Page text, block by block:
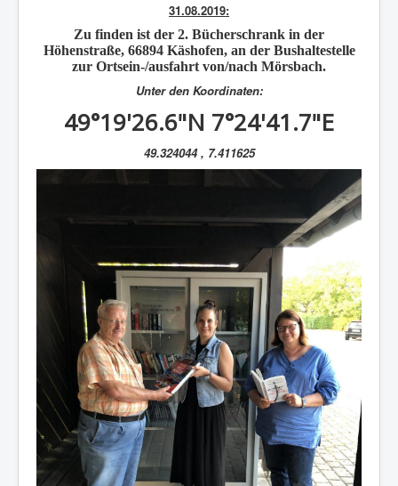
31.08.2019:
Zu finden ist der 2. Bücherschrank in der
Höhenstraße, 66894 Käshofen, an der Bushaltestelle
zur Ortsein-/ausfahrt von/nach Mörsbach.
Unter den Koordinaten:
49°19'26.6"N 7°24'41.7"E
49.324044 , 7.411625